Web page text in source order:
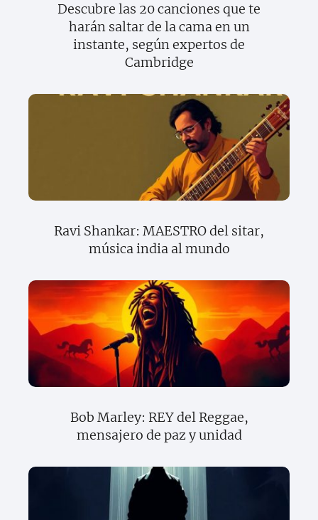
Descubre las 20 canciones que te
harán saltar de la cama en un
instante, según expertos de
Cambridge
Ravi Shankar: MAESTRO del sitar,
música india al mundo
Bob Marley: REY del Reggae,
mensajero de paz y unidad